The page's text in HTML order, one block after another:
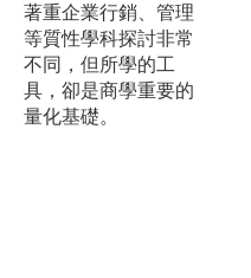
著重企業行銷、管理
等質性學科探討非常
不同，但所學的工
具，卻是商學重要的
量化基礎。